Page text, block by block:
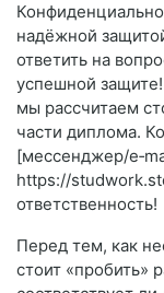
надёжной
ответить на
успешной
мы рассчитаем
части диплома.
[мессенджер/
https://
ответственность!
Перед тем, как
стоит «пробить»